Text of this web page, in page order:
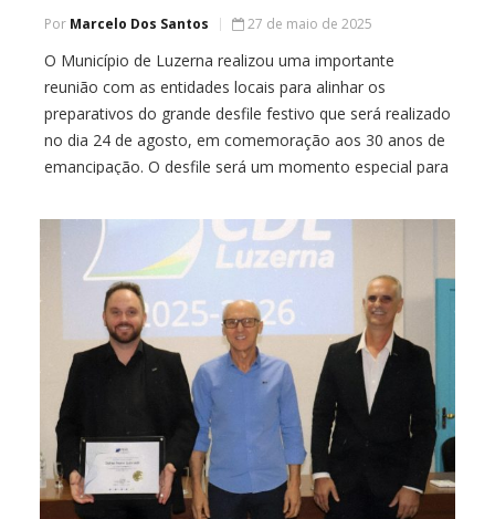
Por Marcelo Dos Santos 27 de maio de 2025
O Município de Luzerna realizou uma importante
reunião com as entidades locais para alinhar os
preparativos do grande desfile festivo que será realizado
no dia 24 de agosto, em comemoração aos 30 anos de
emancipação. O desfile será um momento especial para
com a participação das entidades […]